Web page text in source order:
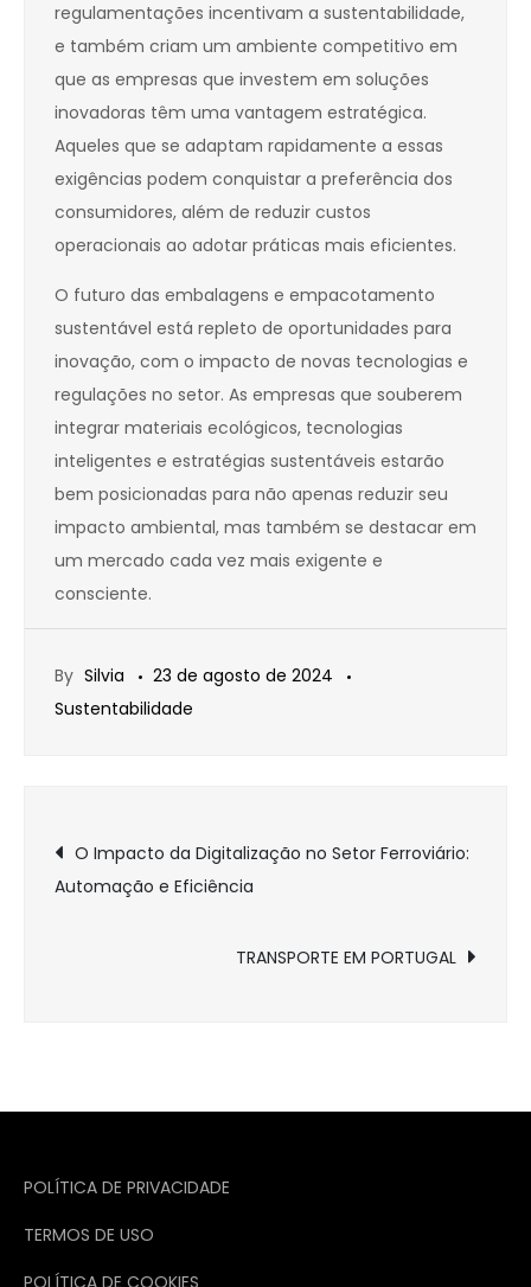
regulamentações incentivam a sustentabilidade,
e também criam um ambiente competitivo em
que as empresas que investem em soluções
inovadoras têm uma vantagem estratégica.
Aqueles que se adaptam rapidamente a essas
exigências podem conquistar a preferência dos
consumidores, além de reduzir custos
operacionais ao adotar práticas mais eficientes.
O futuro das embalagens e empacotamento
sustentável está repleto de oportunidades para
inovação, com o impacto de novas tecnologias e
regulações no setor. As empresas que souberem
integrar materiais ecológicos, tecnologias
inteligentes e estratégias sustentáveis estarão
bem posicionadas para não apenas reduzir seu
impacto ambiental, mas também se destacar em
um mercado cada vez mais exigente e
consciente.
By Silvia
23 de agosto de 2024
Sustentabilidade
Navegação
de
O Impacto da Digitalização no Setor Ferroviário:
Automação e Eficiência
TRANSPORTE EM PORTUGAL
POLÍTICA DE PRIVACIDADE
TERMOS DE USO